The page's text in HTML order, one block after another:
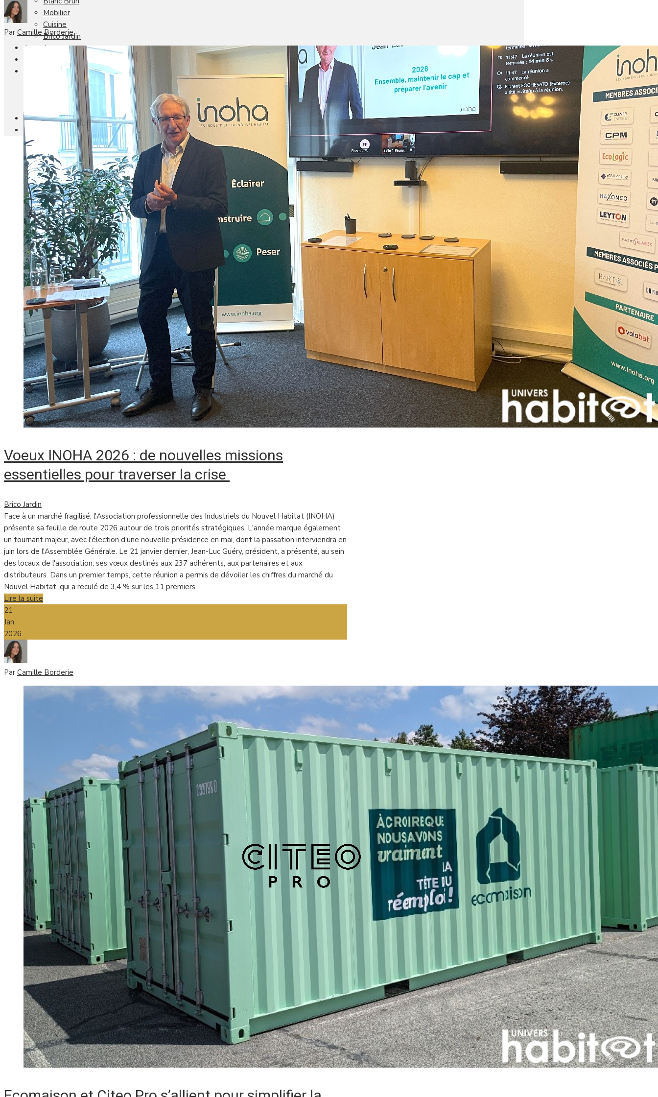
Mobilier
Cuisine
Brico Jardin
Agenda
Nos autres titres
Faire Savoir Faire
Aviasport
Univers Made in France
Qui sommes-nous
Contact
Par Camille Borderie
Voeux INOHA 2026 : de nouvelles missions
essentielles pour traverser la crise
Brico Jardin
Face à un marché fragilisé, l'Association professionnelle des Industriels du Nouvel Habitat (INOHA)
présente sa feuille de route 2026 autour de trois priorités stratégiques. L'année marque également
un tournant majeur, avec l'élection d'une nouvelle présidence en mai, dont la passation interviendra en
juin lors de l'Assemblée Générale. Le 21 janvier dernier, Jean-Luc Guéry, président, a présenté, au sein
des locaux de l'association, ses vœux destinés aux 237 adhérents, aux partenaires et aux
distributeurs. Dans un premier temps, cette réunion a permis de dévoiler les chiffres du marché du
Nouvel Habitat, qui a reculé de 3,4 % sur les 11 premiers…
Lire la suite
21
Jan
2026
Par Camille Borderie